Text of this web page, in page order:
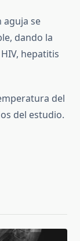
aguja se
dando la
hepatitis
del
del estudio.